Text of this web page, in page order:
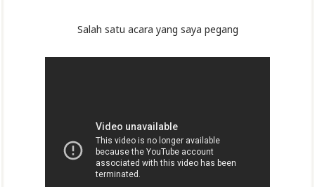
Salah satu acara yang saya pegang